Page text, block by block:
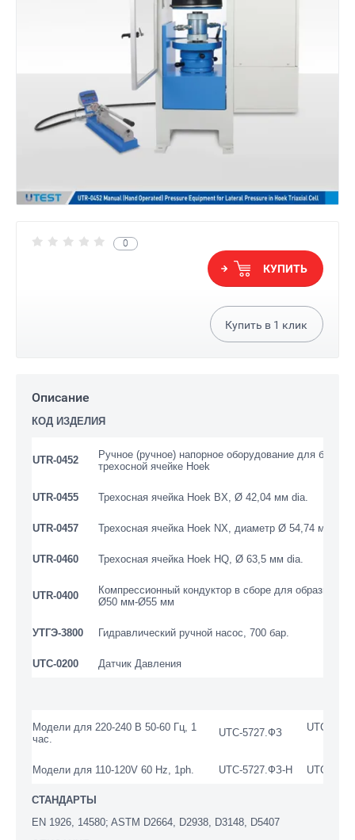
0
КУПИТЬ
Купить в 1 клик
Описание
КОД ИЗДЕЛИЯ
UTR-0452
Ручное (ручное) напорное оборудование для
трехосной ячейке Hoek
UTR-0455 Трехосная ячейка Hoek BX, Ø 42,04 мм dia.
UTR-0457 Трехосная ячейка Hoek NX, диаметр Ø 54,74 мм.
UTR-0460 Трехосная ячейка Hoek HQ, Ø 63,5 мм dia.
UTR-0400
Компрессионный кондуктор в сборе для образцов
Ø50 мм-Ø55 мм
УТГЭ-3800 Гидравлический ручной насос, 700 бар.
UTC-0200 Датчик Давления
Модели для 220-240 В 50-60 Гц, 1
час.
UTC-5727.ФЗ UTC-
Модели для 110-120V 60 Hz, 1ph. UTC-5727.ФЗ-Н UTC-
СТАНДАРТЫ
EN 1926, 14580; ASTM D2664, D2938, D3148, D5407